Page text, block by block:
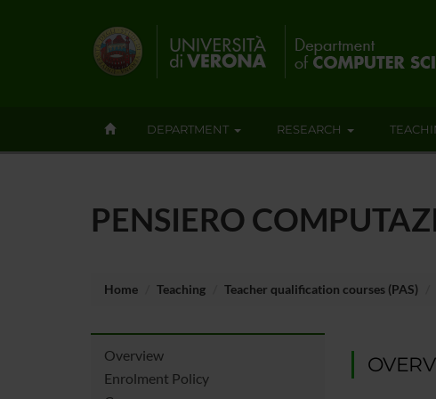
DEPARTMENT RESEARCH
PENSIERO
Home Teaching Teacher qualification courses (PAS)
Overview
Enrolment Policy